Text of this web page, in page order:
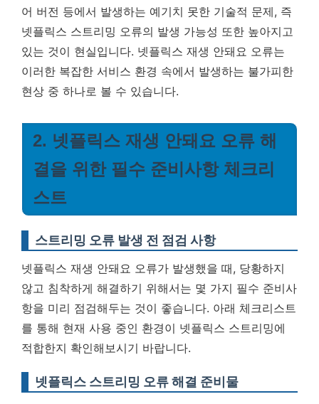
어 버전 등에서 발생하는 예기치 못한 기술적 문제, 즉
넷플릭스 스트리밍 오류의 발생 가능성 또한 높아지고
있는 것이 현실입니다. 넷플릭스 재생 안돼요 오류는
이러한 복잡한 서비스 환경 속에서 발생하는 불가피한
현상 중 하나로 볼 수 있습니다.
2. 넷플릭스 재생 안돼요 오류 해
결을 위한 필수 준비사항 체크리
스트
스트리밍 오류 발생 전 점검 사항
넷플릭스 재생 안돼요 오류가 발생했을 때, 당황하지
않고 침착하게 해결하기 위해서는 몇 가지 필수 준비사
항을 미리 점검해두는 것이 좋습니다. 아래 체크리스트
를 통해 현재 사용 중인 환경이 넷플릭스 스트리밍에
적합한지 확인해보시기 바랍니다.
넷플릭스 스트리밍 오류 해결 준비물